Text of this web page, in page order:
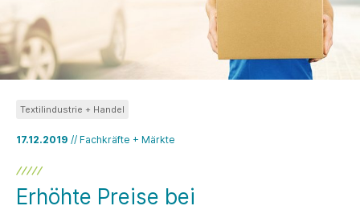
17.12.2019 // Fachkräfte + Märkte
Textilindustrie + Handel
Erhöhte Preise bei